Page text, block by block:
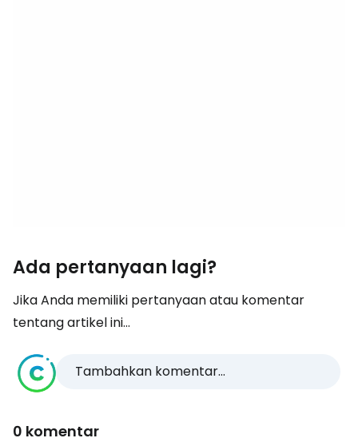
Ada pertanyaan lagi?
Jika Anda memiliki pertanyaan atau komentar
tentang artikel ini...
Tambahkan komentar...
0 komentar